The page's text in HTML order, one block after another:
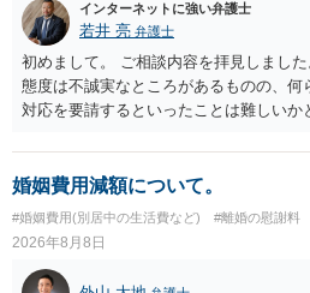
インターネットに強い弁護士
若井 亮 弁護士
初めまして。 ご相談内容を拝見しまし
態度は不誠実なところがあるものの、何
対応を要請するといったことは難しい
婚姻費用減額について。
#婚姻費用(別居中の生活費など) #離婚の慰謝料
2026年8月8日